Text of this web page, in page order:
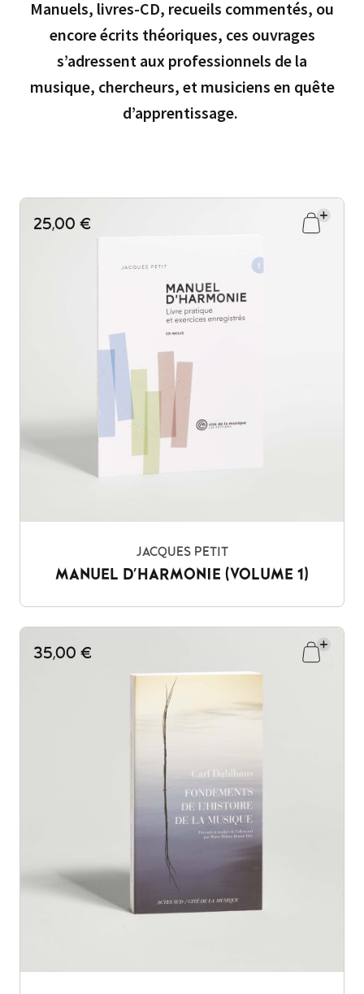
Manuels, livres-CD, recueils commentés, ou
encore écrits théoriques, ces ouvrages
s’adressent aux professionnels de la
musique, chercheurs, et musiciens en quête
d’apprentissage.
25,00 €
JACQUES PETIT
MANUEL D'HARMONIE (VOLUME 1)
35,00 €